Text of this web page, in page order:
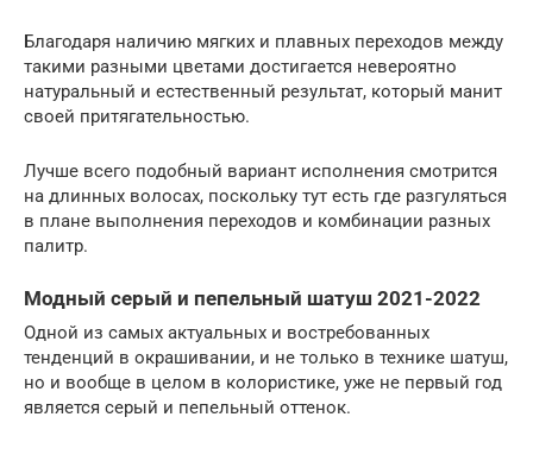
Благодаря наличию мягких и плавных переходов между
такими разными цветами достигается невероятно
натуральный и естественный результат, который манит
своей притягательностью.
Лучше всего подобный вариант исполнения смотрится
на длинных волосах, поскольку тут есть где разгуляться
в плане выполнения переходов и комбинации разных
палитр.
Модный серый и пепельный шатуш 2021-2022
Одной из самых актуальных и востребованных
тенденций в окрашивании, и не только в технике шатуш,
но и вообще в целом в колористике, уже не первый год
является серый и пепельный оттенок.